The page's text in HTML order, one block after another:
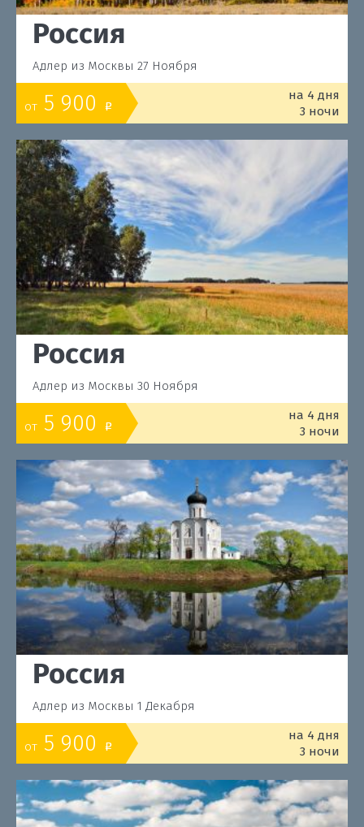
Россия
Адлер из Москвы 27 Ноября
от 5 900 o
на 4 дня
3 ночи
Россия
Адлер из Москвы 30 Ноября
от 5 900 o
на 4 дня
3 ночи
Россия
Адлер из Москвы 1 Декабря
от 5 900 o
на 4 дня
3 ночи